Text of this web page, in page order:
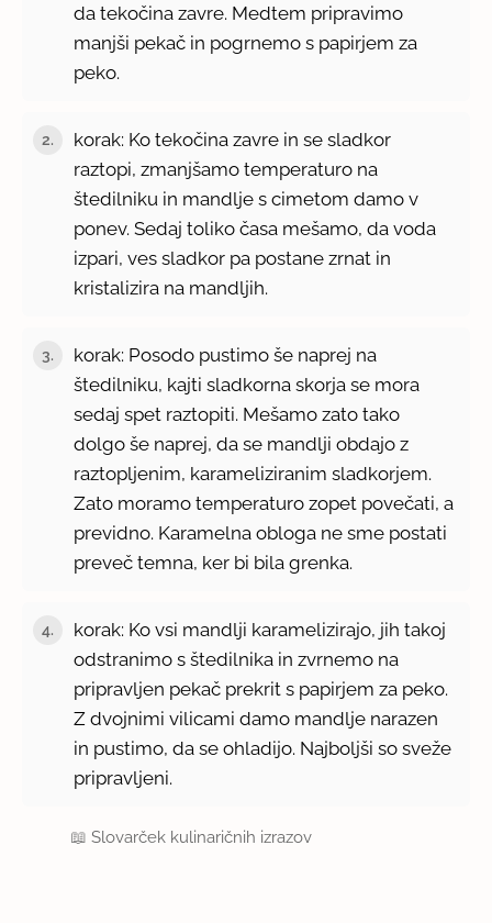
da tekočina zavre. Medtem pripravimo
manjši pekač in pogrnemo s papirjem za
peko.
2.
korak: Ko tekočina zavre in se sladkor
raztopi, zmanjšamo temperaturo na
štedilniku in mandlje s cimetom damo v
ponev. Sedaj toliko časa mešamo, da voda
izpari, ves sladkor pa postane zrnat in
kristalizira na mandljih.
3.
korak: Posodo pustimo še naprej na
štedilniku, kajti sladkorna skorja se mora
sedaj spet raztopiti. Mešamo zato tako
dolgo še naprej, da se mandlji obdajo z
raztopljenim, karameliziranim sladkorjem.
Zato moramo temperaturo zopet povečati, a
previdno. Karamelna obloga ne sme postati
preveč temna, ker bi bila grenka.
4.
korak: Ko vsi mandlji karamelizirajo, jih takoj
odstranimo s štedilnika in zvrnemo na
pripravljen pekač prekrit s papirjem za peko.
Z dvojnimi vilicami damo mandlje narazen
in pustimo, da se ohladijo. Najboljši so sveže
pripravljeni.
📖Slovarček kulinaričnih izrazov